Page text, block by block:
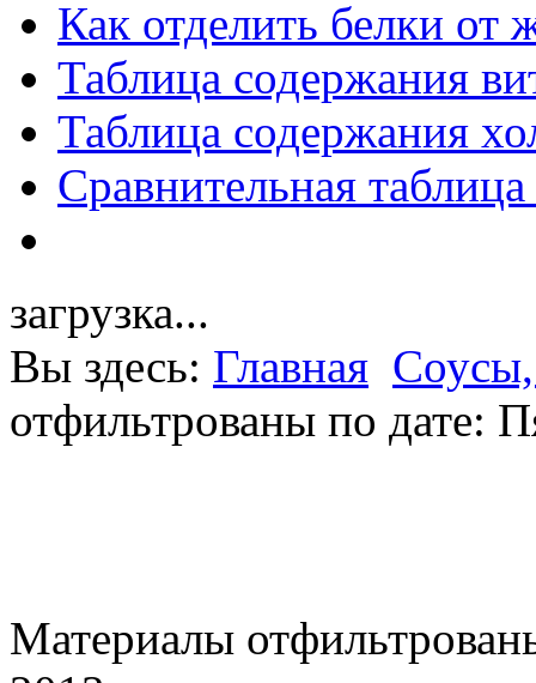
Как отделить белки от
Таблица содержания
Таблица содержания
Сравнительная
загрузка...
Вы здесь: Главная Соусы,
отфильтрованы по дате:
Материалы